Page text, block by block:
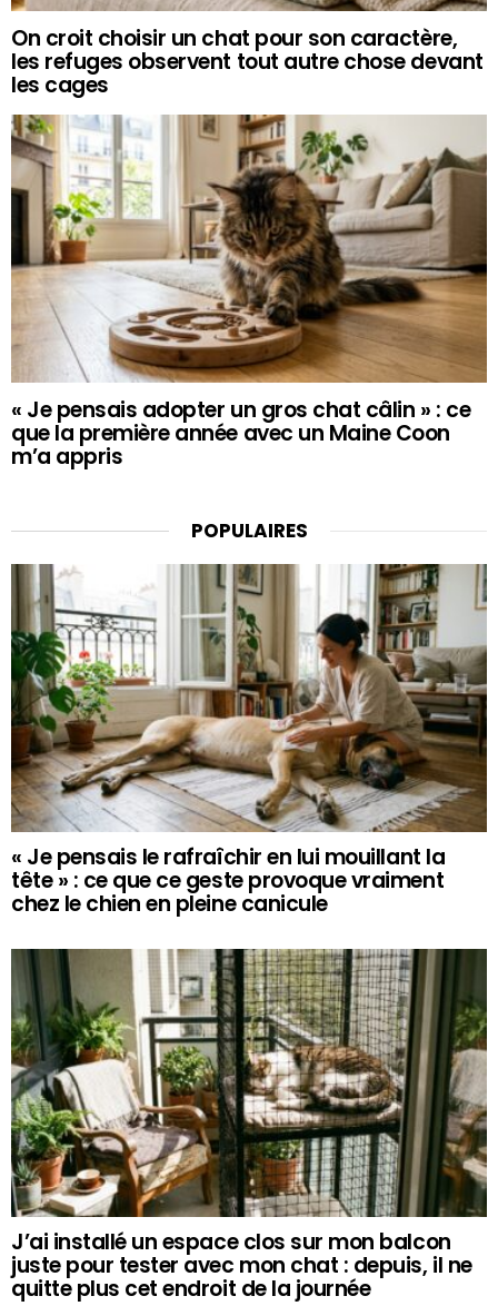
On croit choisir un chat pour son caractère,
les refuges observent tout autre chose devant
les cages
« Je pensais adopter un gros chat câlin » : ce
que la première année avec un Maine Coon
m’a appris
POPULAIRES
« Je pensais le rafraîchir en lui mouillant la
tête » : ce que ce geste provoque vraiment
chez le chien en pleine canicule
J’ai installé un espace clos sur mon balcon
juste pour tester avec mon chat : depuis, il ne
quitte plus cet endroit de la journée